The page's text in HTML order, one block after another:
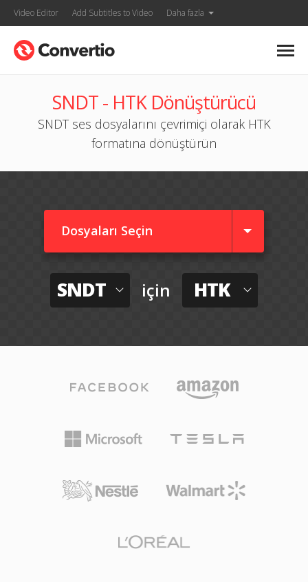
Video Editor Add Subtitles to Video Daha fazla
SNDT - HTK Dönüştürücü
SNDT ses dosyalarını çevrimiçi olarak HTK
formatına dönüştürün
Dosyaları Seçin
SNDT için HTK